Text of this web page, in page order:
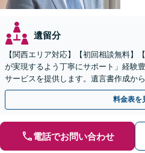
遺留分
【関西エリア対応】【初回相談無料】
が実現するよう丁寧にサポート」経験
サービスを提供します。遺言書作成か
「他士業と連携してスムーズな解決」
料金表を
電話でお問い合わせ